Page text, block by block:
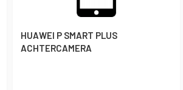
HUAWEI P SMART PLUS
ACHTERCAMERA